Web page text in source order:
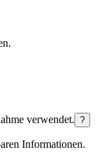
verwendet. ?
Informationen.